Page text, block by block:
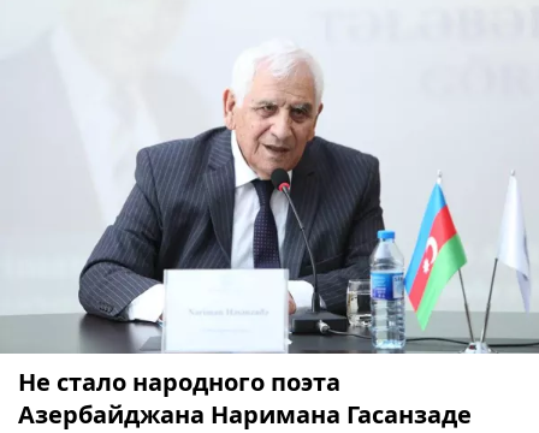
Не стало народного поэта
Азербайджана Наримана Гасанзаде